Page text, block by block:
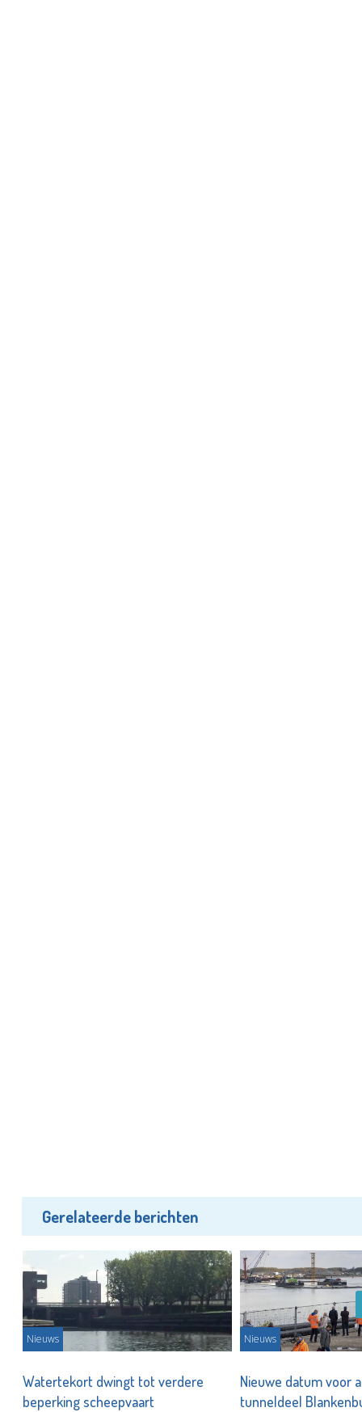
Gerelateerde berichten
Nieuws
Watertekort dwingt tot verdere
beperking scheepvaart
Nieuws
Nieuwe datum voor
tunneldeel